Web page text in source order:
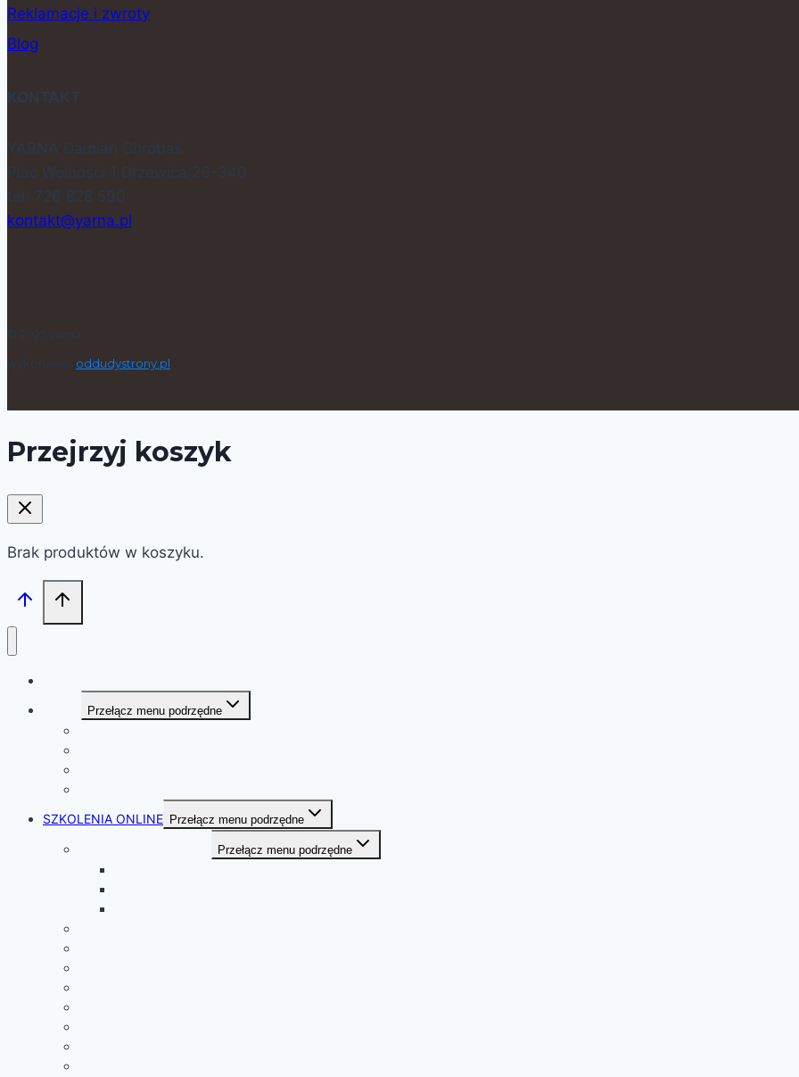
Reklamacje i zwroty
Blog
KONTAKT
YARNA Damian Chrobak
Plac Wolności 1 Drzewica 26-340
tel: 726 828 590
kontakt@yarna.pl
© 2025 yarna
wykonanie: oddudystrony.pl
Przejrzyj koszyk
Brak produktów w koszyku.
Przełącz menu podrzędne
SZKOLENIA ONLINE Przełącz menu podrzędne
Przełącz menu podrzędne